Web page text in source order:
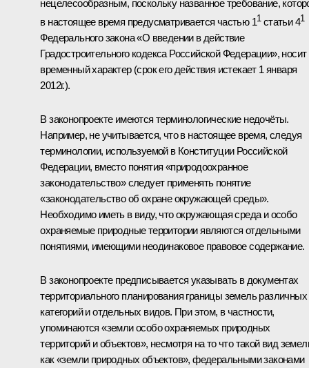
нецелесообразным, поскольку названное требование,
в настоящее время предусматривается частью 11статьи 41
Федерального закона «О введении в действие
Градостроительного кодекса Российской Федерации», носит
временный характер (срок его действия истекает 1 января
2012г.).
В законопроекте имеются терминологические недочёты.
Например, не учитывается, что в настоящее время, следуя
терминологии, используемой в Конституции Российской
Федерации, вместо понятия «природоохранное
законодательство» следует применять понятие
«законодательство об охране окружающей среды».
Необходимо иметь в виду, что окружающая среда и особо
охраняемые природные территории являются отдельными
понятиями, имеющими неодинаковое правовое содержание.
В законопроекте предписывается указывать в документах
территориального планирования границы земель различных
категорий и отдельных видов. При этом, в частности,
упоминаются «земли особо охраняемых природных
территорий и объектов», несмотря на то что такой вид
как «земли природных объектов», федеральными законами